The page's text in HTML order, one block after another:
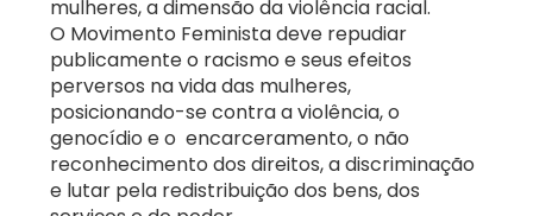
mulheres, a dimensão da violência racial.
O Movimento Feminista deve repudiar
publicamente o racismo e seus efeitos
perversos na vida das mulheres,
posicionando-se contra a violência, o
genocídio e o encarceramento, o não
reconhecimento dos direitos, a discriminação
e lutar pela redistribuição dos bens, dos